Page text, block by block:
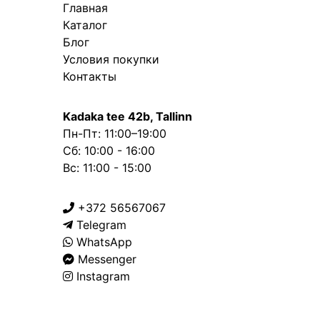
Главная
Каталог
Блог
Условия покупки
Контакты
Kadaka tee 42b, Tallinn
Пн-Пт: 11:00–19:00
Сб: 10:00 - 16:00
Вс: 11:00 - 15:00
+372 56567067
Telegram
WhatsApp
Messenger
Instagram